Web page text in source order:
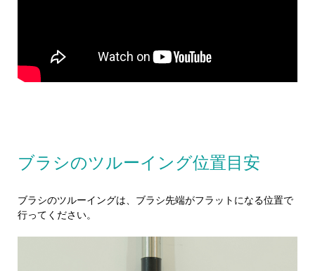
ブラシのツルーイング位置目安
ブラシのツルーイングは、ブラシ先端がフラットになる位置で
行ってください。